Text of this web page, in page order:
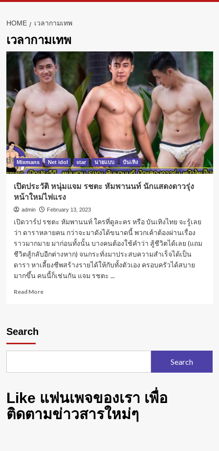
HOME เวลากามเทพ
เวลากามเทพ
Mixmans Net idol star นายแบบ บันเทิง
เปิดประวัติ หนุ่มแจม รชตะ หัมพานนท์ นักแสดงดาวรุ่ง
หน้าใหม่ไฟแรง
admin February 13, 2023
เปิดวาร์ป รชตะ หัมพานนท์ ใครที่ดูละคร หรือ บันเทิงไทย จะรู้เลย
ว่า ดาราหลายคน กว่าจะมาดังได้ขนาดนี้ พวกเค้าต้องผ่านเรื่อง
ราวมากมาย มาก่อนทั้งนั้น บางคนต้องใช้คำว่า สู้ชีวิตได้เลย (แถม
ชีวิตสู้กลับอีกต่างหาก) จนกระทั่งมาประสบความสำเร็จได้เป็น
ดารา หาเลี้ยงชีพสร้างรายได้ให้กับทั้งตัวเอง ครอบครัวได้สบาย
มากขึ้น คนนี้ก็เช่นกัน แจม รชตะ ...
Read MoreRead
Search
Search
Like แฟนเพจของเรา เพื่อ
ติดตามข่าวสารใหม่ๆ